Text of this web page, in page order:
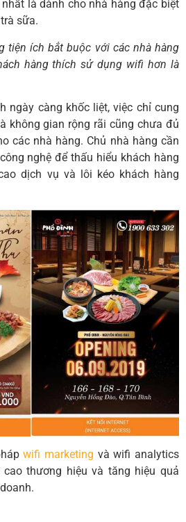
là dành cho nhà hàng đặc biệt
sữa.
tiện ích bắt buộc với các nhà hàng
hàng thích sử dụng wifi hơn là
ngày càng khốc liệt, việc chỉ cung
không gian rộng rãi cũng chưa đủ
các nhà hàng. Chủ nhà hàng cần
nghệ để thấu hiểu khách hàng
dịch vụ và lôi kéo khách hàng
wifi marketing và wifi analytics
thương hiệu và tăng hiệu quả